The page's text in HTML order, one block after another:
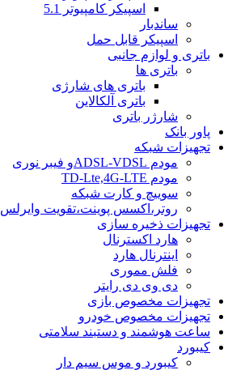
اسپیکر کامپیوتر 5.1
ساندبار
اسپیکر قابل حمل
باتری و لوازم جانبی
باتری ها
باتری های شارژی
باتری آلکالاین
شارژر باتری
پاور بانک
تجهیزات شبکه
مودم ADSL-VDSLو فیبر نوری
مودم TD-Lte,4G-LTE
سوییچ و کارت شبکه
روتر،اکسس پوینت،تقویت وایرلس
تجهیزات ذخیره سازی
هارد اکسترنال
اینترنال هارد
فلش مموری
دی وی دی رایتر
تجهیزات مخصوص بازی
تجهیزات مخصوص خودرو
ساعت هوشمند و دستبند سلامتی
کیبورد
کیبورد و موس سیم دار